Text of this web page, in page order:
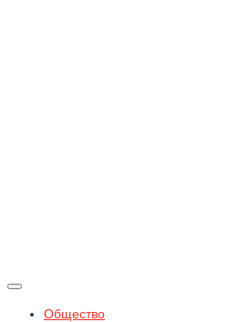
Общество